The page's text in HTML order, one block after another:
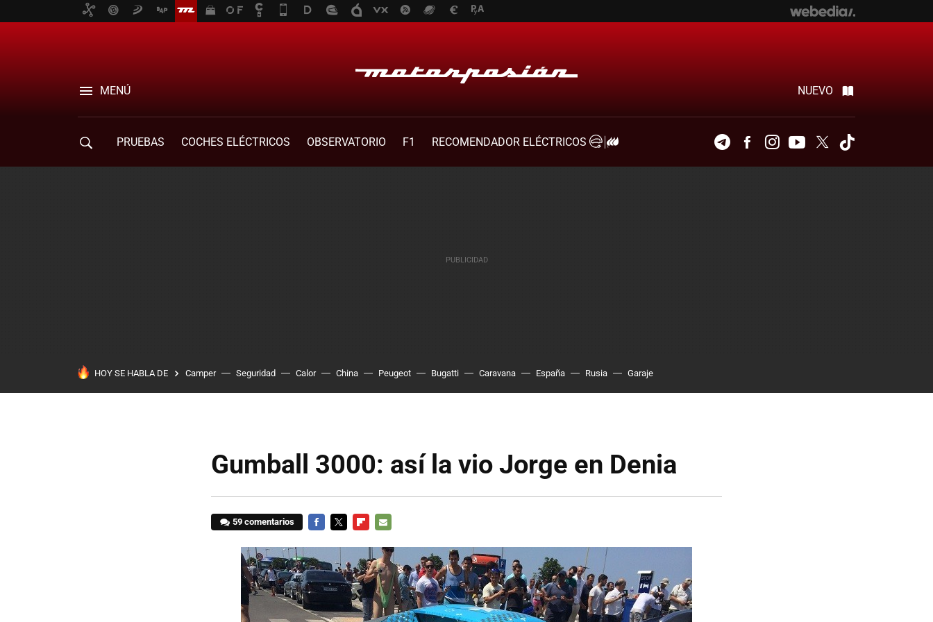
MENÚ NUEVO
PRUEBAS COCHES ELÉCTRICOS OBSERVATORIO F1
RECOMENDADOR ELÉCTRICOS
TelegramFacebookInstagramYoutubeTwitter
HOY SE HABLA DE Camper Seguridad Calor China Peugeot Bugatti Caravana España Rusia Garaje
Gumball 3000: así la vio Jorge en Denia
59 comentarios
MAIL